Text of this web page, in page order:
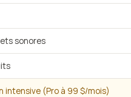
sonores
intensive (Pro à 99 $/mois)